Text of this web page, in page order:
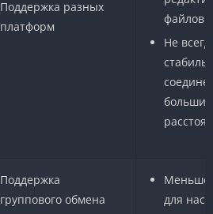
Поддержка разных
платформ
файлов
Не
больших
Поддержка
группового обмена
Меньше
для